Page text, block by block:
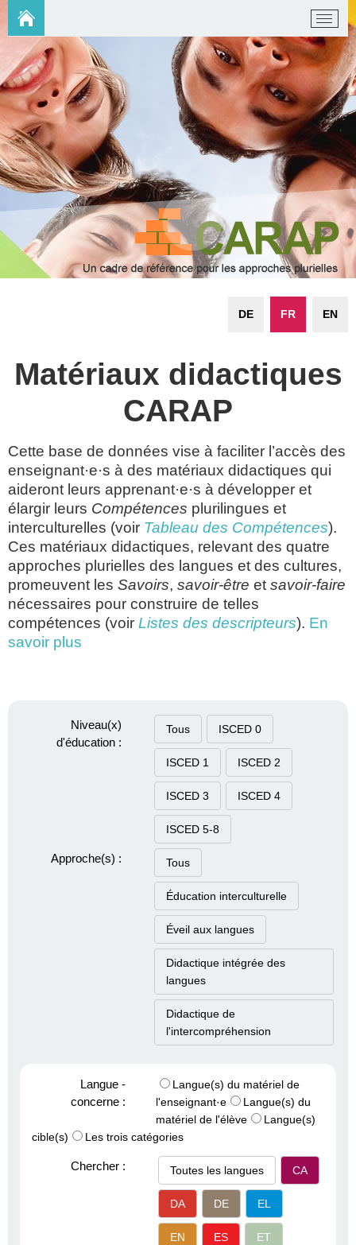
EN
FR
DE
Matériaux didactiques
CARAP
Cette base de données vise à faciliter l’accès des
enseignant·e·s à des matériaux didactiques qui
aideront leurs apprenant·e·s à développer et
élargir leurs Compétences plurilingues et
interculturelles (voir Tableau des Compétences).
Ces matériaux didactiques, relevant des quatre
approches plurielles des langues et des cultures,
promeuvent les Savoirs, savoir-être et savoir-faire
nécessaires pour construire de telles
compétences (voir Listes des descripteurs). En
savoir plus
Niveau(x)
d'éducation :
Tous ISCED 0
ISCED 1 ISCED 2
ISCED 3 ISCED 4
ISCED 5-8
Approche(s) : Tous
Éducation interculturelle
Éveil aux langues
Didactique intégrée des
langues
Didactique de
l'intercompréhension
Langue -
concerne :
Langue(s) du matériel de
l'enseignant·e
Langue(s) du
matériel de l'élève
Langue(s)
cible(s)
Les trois catégories
Chercher : Toutes les langues CA
DA DE EL
EN ES ET